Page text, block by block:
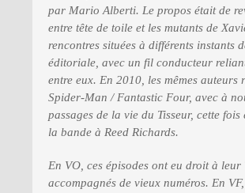
par Mario Alberti. Le propos était de
entre tête de toile et les mutants de
rencontres situées à différents instants
éditoriale, avec un fil conducteur
entre eux. En 2010, les mêmes auteurs
Spider-Man / Fantastic Four, avec à
passages de la vie du Tisseur, cette
la bande à Reed Richards.
En VO, ces épisodes ont eu droit à leur
accompagnés de vieux numéros. En